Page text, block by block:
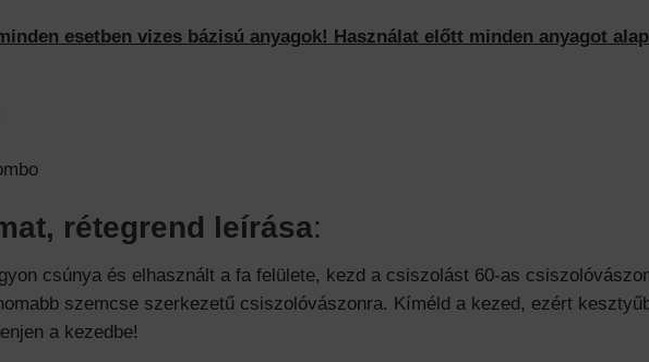
esetben vizes bázisú anyagok! Használat előtt minden anyagot
rétegrend leírása:
csúnya és elhasznált a fa felülete, kezd a csiszolást 60-as
szemcse szerkezetű csiszolóvászonra. Kíméld a kezed, ezért
a kezedbe!